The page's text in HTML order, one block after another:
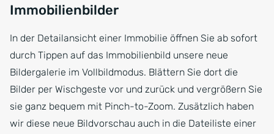
Immobilienbilder
In der Detailansicht einer Immobilie öffnen Sie ab sofort
durch Tippen auf das Immobilienbild unsere neue
Bildergalerie im Vollbildmodus. Blättern Sie dort die
Bilder per Wischgeste vor und zurück und vergrößern Sie
sie ganz bequem mit Pinch-to-Zoom. Zusätzlich haben
wir diese neue Bildvorschau auch in die Dateiliste einer